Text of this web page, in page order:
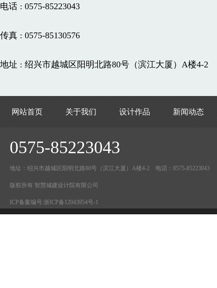
电话 : 0575-85223043
传真 : 0575-85130576
地址 : 绍兴市越城区阳明北路80号（滨江大厦）A楼4-2
网站首页 关于我们 设计作品 新闻动态
0575-85223043
地址：绍兴市越城区阳明北路80号（滨江大厦）A楼4-2 电话：0575-85223043
版权所有 智慧城建设计院有限公司
ICP备案编号:浙ICP备12043954号-1